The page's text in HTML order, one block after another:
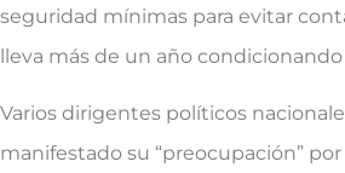
seguridad mínimas para evitar
lleva más de un año
Varios dirigentes políticos
manifestado su “preocupación”